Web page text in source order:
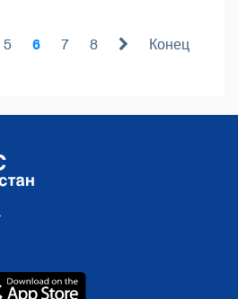
5 6 7 8 Конец